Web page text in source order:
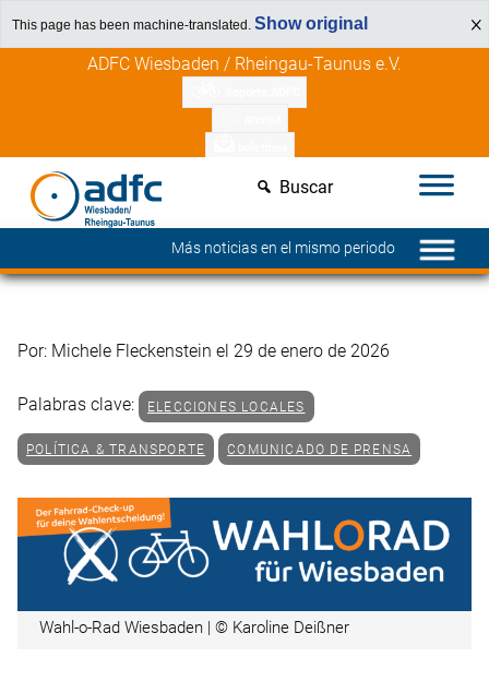
This page has been machine-translated. Show original
Descubre los beneficios para miembros
ADFC Wiesbaden / Rheingau-Taunus e.V.
Buscar
Más noticias en el mismo periodo
Por: Michele Fleckenstein el 29 de enero de 2026
Palabras clave: ELECCIONES LOCALES
POLÍTICA & TRANSPORTE COMUNICADO DE PRENSA
Wahl-o-Rad Wiesbaden | © Karoline Deißner